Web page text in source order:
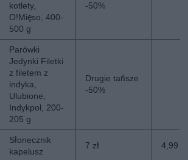
kotlety,
O!Mięso, 400-
500 g
-50%
Parówki
Jedynki Filetki
z filetem z
indyka,
Ulubione,
Indykpol, 200-
205 g
Drugie tańsze
-50%
Słonecznik
kapelusz
7 zł 4,99